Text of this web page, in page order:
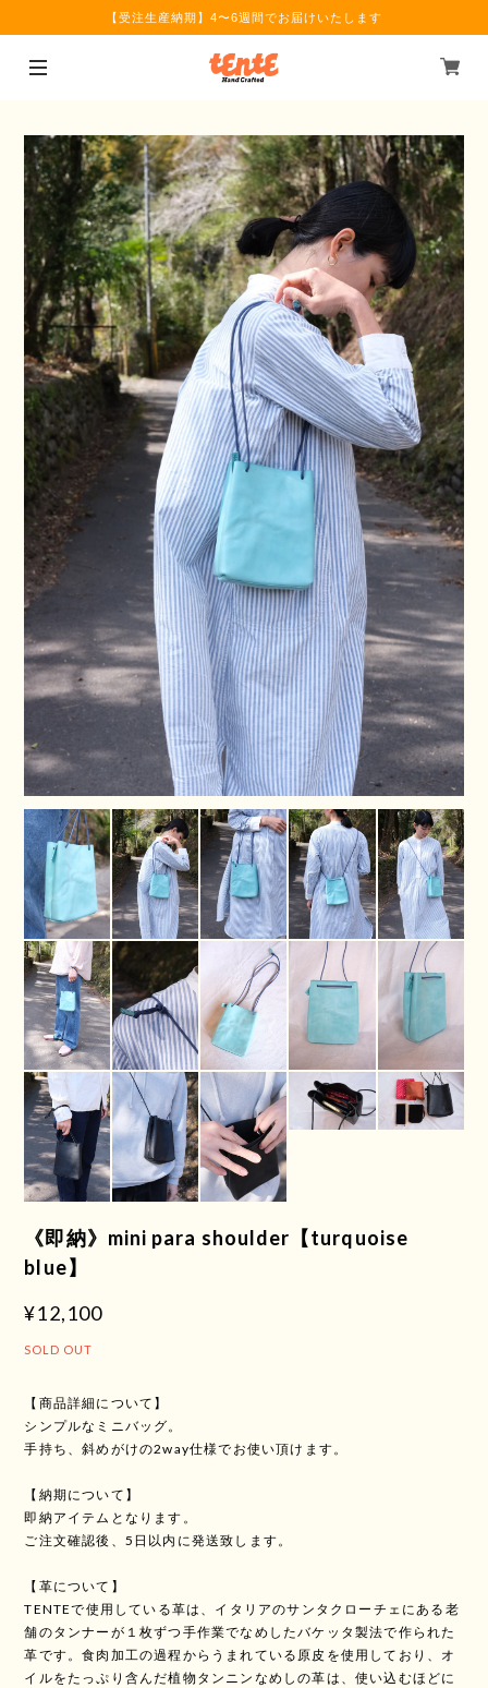
【受注生産納期】4〜6週間でお届けいたします
《即納》mini para shoulder【turquoise
blue】
¥12,100
SOLD OUT
【商品詳細について】
シンプルなミニバッグ。
手持ち、斜めがけの2way仕様でお使い頂けます。
【納期について】
即納アイテムとなります。
ご注文確認後、5日以内に発送致します。
【革について】
TENTEで使用している革は、イタリアのサンタクローチェにある老
舗のタンナーが１枚ずつ手作業でなめしたバケッタ製法で作られた
革です。食肉加工の過程からうまれている原皮を使用しており、オ
イルをたっぷり含んだ植物タンニンなめしの革は、使い込むほどに